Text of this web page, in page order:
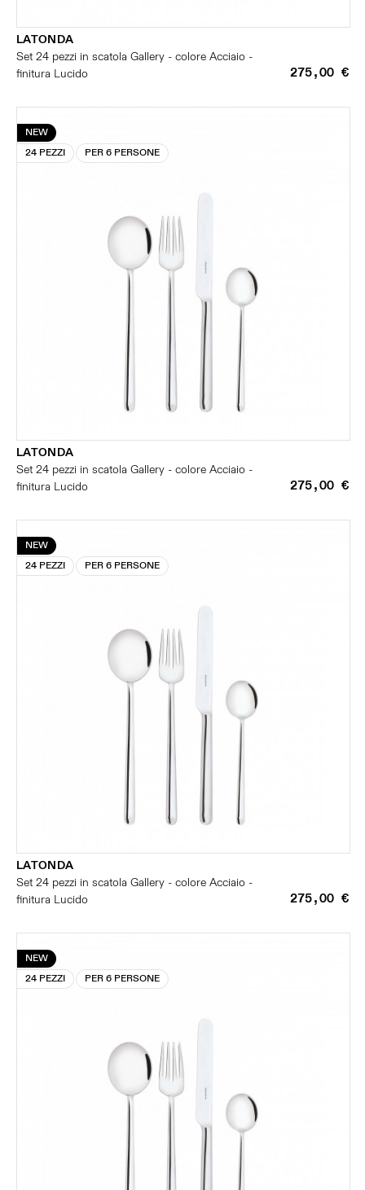
LATONDA
Set 24 pezzi in scatola Gallery - colore Acciaio -
finitura Lucido
275,00 €
NEW
24 PEZZI
PER 6 PERSONE
LATONDA
Set 24 pezzi in scatola Gallery - colore Acciaio -
finitura Lucido
275,00 €
NEW
24 PEZZI
PER 6 PERSONE
LATONDA
Set 24 pezzi in scatola Gallery - colore Acciaio -
finitura Lucido
275,00 €
NEW
24 PEZZI
PER 6 PERSONE